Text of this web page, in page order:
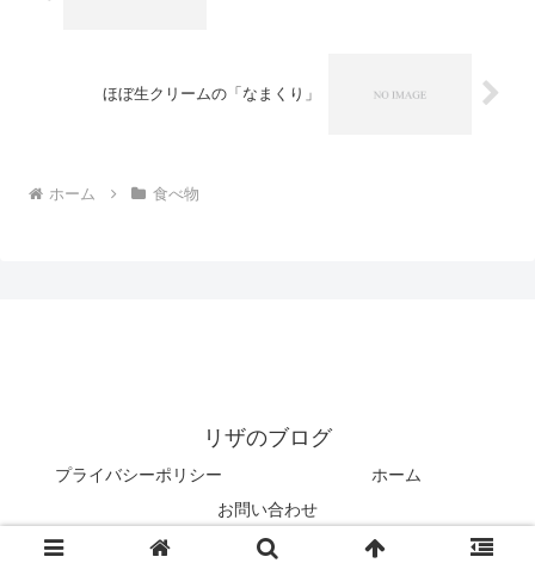
ほぼ生クリームの「なまくり」
ホーム 食べ物
リザのブログ
プライバシーポリシー
ホーム
お問い合わせ
© 2022 リザのブログ.